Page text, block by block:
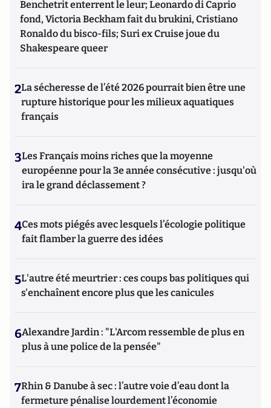
Benchetrit enterrent le leur; Leonardo di Caprio
fond, Victoria Beckham fait du brukini, Cristiano
Ronaldo du bisco-fils; Suri ex Cruise joue du
Shakespeare queer
2La sécheresse de l’été 2026 pourrait bien être une
rupture historique pour les milieux aquatiques
français
3Les Français moins riches que la moyenne
européenne pour la 3e année consécutive : jusqu'où
ira le grand déclassement ?
4Ces mots piégés avec lesquels l’écologie politique
fait flamber la guerre des idées
5L'autre été meurtrier : ces coups bas politiques qui
s'enchaînent encore plus que les canicules
6Alexandre Jardin : "L'Arcom ressemble de plus en
plus à une police de la pensée"
7Rhin & Danube à sec : l’autre voie d’eau dont la
fermeture pénalise lourdement l’économie